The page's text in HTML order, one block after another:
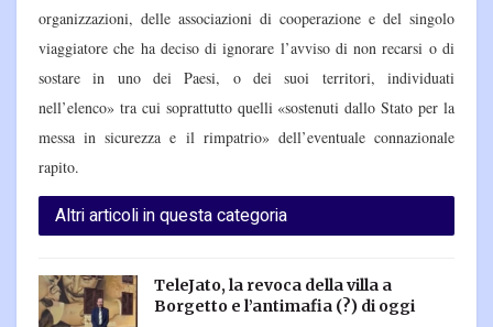
organizzazioni, delle associazioni di cooperazione e del singolo
viaggiatore che ha deciso di ignorare l’avviso di non recarsi o di
sostare in uno dei Paesi, o dei suoi territori, individuati
nell’elenco» tra cui soprattutto quelli «sostenuti dallo Stato per la
messa in sicurezza e il rimpatrio» dell’eventuale connazionale
rapito.
Altri articoli in questa categoria
TeleJato, la revoca della villa a
Borgetto e l’antimafia (?) di oggi